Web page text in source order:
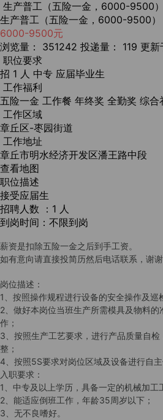
生产普工（五险一金，6000-9500）
生产普工（五险一金，6000-9500）
6000-9500元
浏览量： 351242 投递量： 119 更
职位要求
招 1 人 中专 应届毕业生
工作福利
五险一金 工作餐 年终奖 全勤奖 综合
工作区域
章丘区-枣园街道
工作地址
章丘市明水经济开发区潘王路中段
查看地图
职位描述
接受应届生
招聘人数 ：1 人
到岗时间：不限到岗
薪资是扣除五险一金之后到手工资。
如有意向请直接投简历然后电话联系，谢谢
岗位描述：
1、按照操作规程进行设备的安全操作及巡
2、做好本岗位当班生产所需模具及物料
作；
3、按照生产工艺要求，进行产品质量自
整；
4、按照5S要求对岗位区域及设备进行自主
入职要求：
1、中专及以上学历，具备一定的机械加工
2、能适应倒班工作，年龄35周岁以下；
3、无不良嗜好。